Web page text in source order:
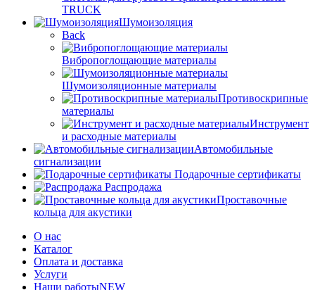
TRUCK
Шумоизоляция
Back
Вибропоглощающие материалы
Шумоизоляционные материалы
Противоскрипные
материалы
Инструмент
и расходные материалы
Автомобильные
сигнализации
Подарочные сертификаты
Распродажа
Проставочные
кольца для акустики
О нас
Каталог
Оплата и доставка
Услуги
Наши работыNEW